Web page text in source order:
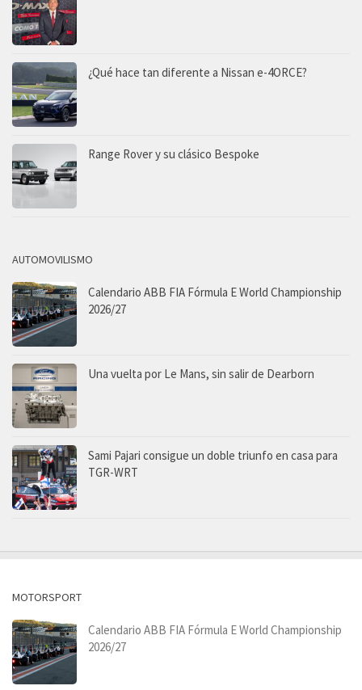
¿Qué hace tan diferente a Nissan e-4ORCE?
Range Rover y su clásico Bespoke
AUTOMOVILISMO
Calendario ABB FIA Fórmula E World Championship
2026/27
Una vuelta por Le Mans, sin salir de Dearborn
Sami Pajari consigue un doble triunfo en casa para
TGR-WRT
MOTORSPORT
Calendario ABB FIA Fórmula E World Championship
2026/27